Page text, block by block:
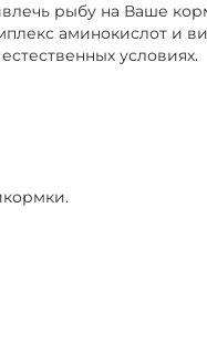
рыбу на Ваше
аминокислот и
условиях.